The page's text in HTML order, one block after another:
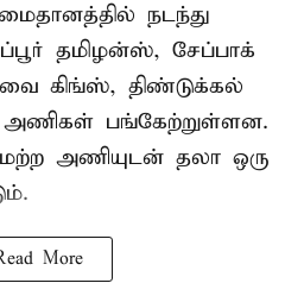
நடந்து
தமிழன்ஸ், சேப்பாக்
கிங்ஸ், திண்டுக்கல்
பங்கேற்றுள்ளன.
அணியுடன் தலா ஒரு
More